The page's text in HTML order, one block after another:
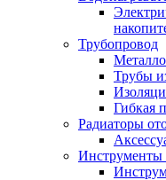
Трубопровод
Трубы
Гибкая
Радиаторы
Инструменты